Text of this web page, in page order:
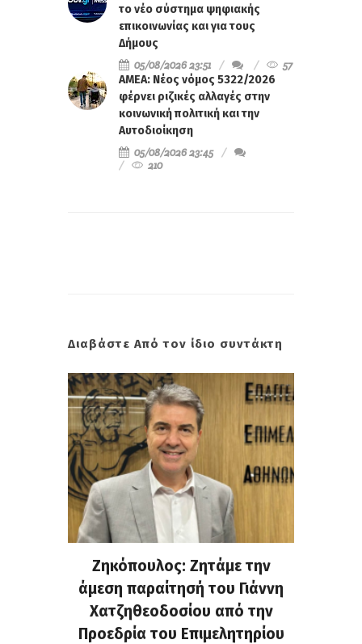
το νέο σύστημα ψηφιακής
επικοινωνίας και για τους
Δήμους
05/08/2026 23:51
57
ΑΜΕΑ: Νέος νόμος 5322/2026
φέρνει ριζικές αλλαγές στην
κοινωνική πολιτική και την
Αυτοδιοίκηση
05/08/2026 23:45
210
Διαβάστε Από τον ίδιο συντάκτη
Ζηκόπουλος: Ζητάμε την
άμεση παραίτησή του Γιάννη
Χατζηθεοδοσίου από την
Προεδρία του Επιμελητηρίου